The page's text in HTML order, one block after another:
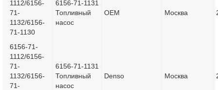
1112/6156-
71-
1132/6156-
71-1130
6156-71-1131
Топливный
насос
OEM Москва
6156-71-
1112/6156-
71-
1132/6156-
71-
6156-71-1131
Топливный
насос
Denso Москва